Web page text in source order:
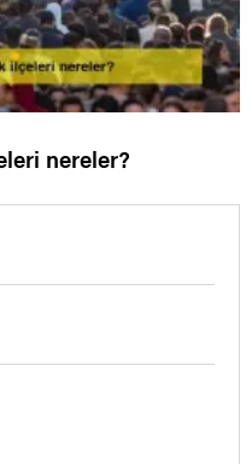
nereler?